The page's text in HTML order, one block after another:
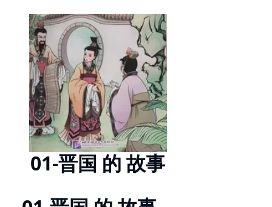
01-晋国 的 故事